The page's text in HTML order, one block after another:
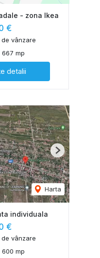
- zona Ikea
€
vânzare
667 mp
detalii
Harta
Next
individuala
€
vânzare
600 mp